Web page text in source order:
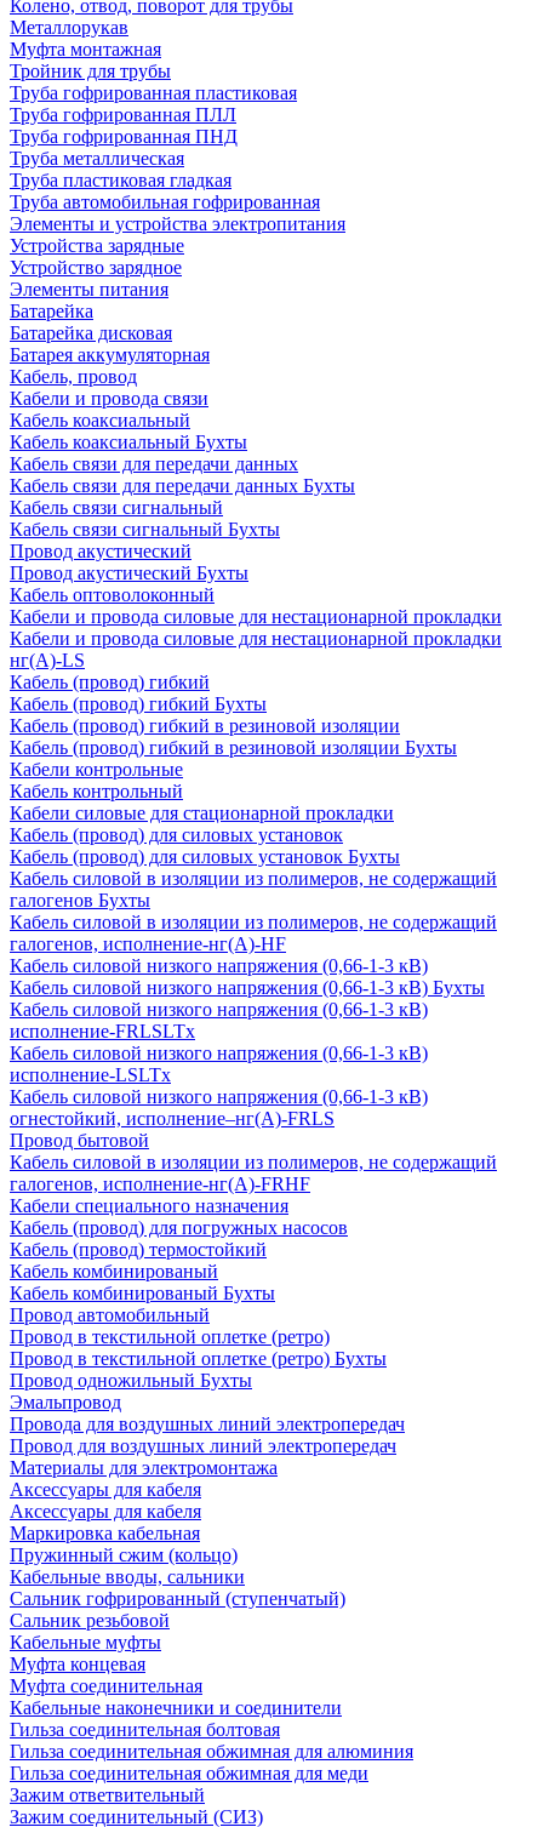
Колено, отвод, поворот для трубы
Металлорукав
Муфта монтажная
Тройник для трубы
Труба гофрированная пластиковая
Труба гофрированная ПЛЛ
Труба гофрированная ПНД
Труба металлическая
Труба пластиковая гладкая
Труба автомобильная гофрированная
Элементы и устройства электропитания
Устройства зарядные
Устройство зарядное
Элементы питания
Батарейка
Батарейка дисковая
Батарея аккумуляторная
Кабель, провод
Кабели и провода связи
Кабель коаксиальный
Кабель коаксиальный Бухты
Кабель связи для передачи данных
Кабель связи для передачи данных Бухты
Кабель связи сигнальный
Кабель связи сигнальный Бухты
Провод акустический
Провод акустический Бухты
Кабель оптоволоконный
Кабели и провода силовые для нестационарной прокладки
Кабели и провода силовые для нестационарной прокладки
нг(А)-LS
Кабель (провод) гибкий
Кабель (провод) гибкий Бухты
Кабель (провод) гибкий в резиновой изоляции
Кабель (провод) гибкий в резиновой изоляции Бухты
Кабели контрольные
Кабель контрольный
Кабели силовые для стационарной прокладки
Кабель (провод) для силовых установок
Кабель (провод) для силовых установок Бухты
Кабель силовой в изоляции из полимеров, не содержащий
галогенов Бухты
Кабель силовой в изоляции из полимеров, не содержащий
галогенов, исполнение-нг(А)-HF
Кабель силовой низкого напряжения (0,66-1-3 кВ)
Кабель силовой низкого напряжения (0,66-1-3 кВ) Бухты
Кабель силовой низкого напряжения (0,66-1-3 кВ)
исполнение-FRLSLTx
Кабель силовой низкого напряжения (0,66-1-3 кВ)
исполнение-LSLTx
Кабель силовой низкого напряжения (0,66-1-3 кВ)
огнестойкий, исполнение–нг(А)-FRLS
Провод бытовой
Кабель силовой в изоляции из полимеров, не содержащий
галогенов, исполнение-нг(А)-FRHF
Кабели специального назначения
Кабель (провод) для погружных насосов
Кабель (провод) термостойкий
Кабель комбинированый
Кабель комбинированый Бухты
Провод автомобильный
Провод в текстильной оплетке (ретро)
Провод в текстильной оплетке (ретро) Бухты
Провод одножильный Бухты
Эмальпровод
Провода для воздушных линий электропередач
Провод для воздушных линий электропередач
Материалы для электромонтажа
Аксессуары для кабеля
Аксессуары для кабеля
Маркировка кабельная
Пружинный сжим (кольцо)
Кабельные вводы, сальники
Сальник гофрированный (ступенчатый)
Сальник резьбовой
Кабельные муфты
Муфта концевая
Муфта соединительная
Кабельные наконечники и соединители
Гильза соединительная болтовая
Гильза соединительная обжимная для алюминия
Гильза соединительная обжимная для меди
Зажим ответвительный
Зажим соединительный (СИЗ)